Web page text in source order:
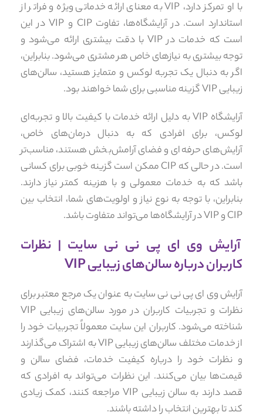
با او تمرکز دارد، VIP به معنای ارائه خدماتی ویژه و فراتر از
استاندارد است. در آرایشگاه‌ها، تفاوت CIP و VIP در این
است که خدمات در VIP با دقت بیشتری ارائه می‌شود و
توجه بیشتری به نیازهای خاص هر مشتری می‌شود. بنابراین،
اگر به دنبال یک تجربه لوکس و متمایز هستید، سالن‌های
زیبایی VIP گزینه مناسبی برای شما خواهند بود.
آرایشگاه VIP به دلیل ارائه خدمات با کیفیت بالا و تجربه‌ای
لوکس، برای افرادی که به دنبال درمان‌های خاص،
آرایش‌های حرفه‌ای و فضای آرامش‌بخش هستند، مناسب‌تر
است. در حالی که CIP ممکن است گزینه خوبی برای کسانی
باشد که به خدمات معمولی و با هزینه کمتر نیاز دارند.
بنابراین، با توجه به نوع نیاز و اولویت‌های شما، انتخاب بین
CIP و VIP در آرایشگاه‌ها می‌تواند متفاوت باشد.
آرایش وی ای پی نی نی سایت | نظرات
کاربران درباره سالن‌های زیبایی VIP
آرایش وی ای پی نی نی سایت به عنوان یک مرجع معتبر برای
نظرات و تجربیات کاربران در مورد سالن‌های زیبایی VIP
شناخته می‌شود. کاربران این سایت معمولاً تجربیات خود را
از خدمات مختلف سالن‌های زیبایی VIP به اشتراک می‌گذارند
و نظرات خود را درباره کیفیت خدمات، فضای سالن و
قیمت‌ها بیان می‌کنند. این نظرات می‌تواند به افرادی که
قصد دارند به سالن زیبایی VIP مراجعه کنند، کمک زیادی
کند تا بهترین انتخاب را داشته باشند.